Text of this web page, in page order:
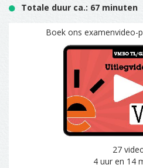
Totale duur ca.: 67 minuten
Boek ons examenvideo-
27
4 uur en 14